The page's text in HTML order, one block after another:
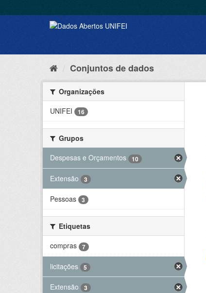
Conjuntos de dados
Organizações
UNIFEI
16
Grupos
Despesas e Orçamentos
10
Extensão 3
Pessoas 3
Etiquetas
compras
7
licitações 5
Extensão 3